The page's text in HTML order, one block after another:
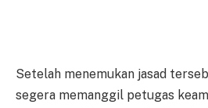
Setelah menemukan jasad
segera memanggil petugas